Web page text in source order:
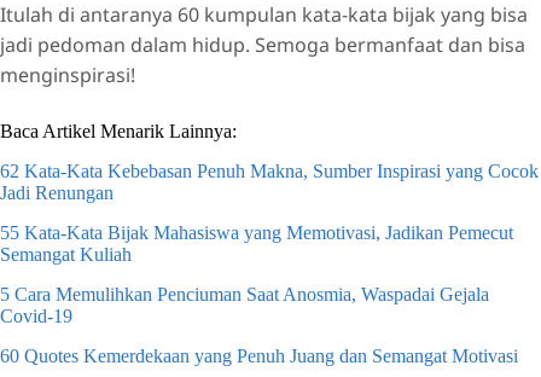
Itulah di antaranya 60 kumpulan kata-kata bijak yang bisa
jadi pedoman dalam hidup. Semoga bermanfaat dan bisa
menginspirasi!
Baca Artikel Menarik Lainnya:
62 Kata-Kata Kebebasan Penuh Makna, Sumber Inspirasi yang Cocok
Jadi Renungan
55 Kata-Kata Bijak Mahasiswa yang Memotivasi, Jadikan Pemecut
Semangat Kuliah
5 Cara Memulihkan Penciuman Saat Anosmia, Waspadai Gejala
Covid-19
60 Quotes Kemerdekaan yang Penuh Juang dan Semangat Motivasi